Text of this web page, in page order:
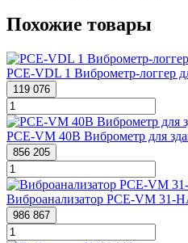
Похожие товары
PCE-VDL 1 Виброметр-логгер
119 076
PCE-VM 40B Виброметр для
856 205
Виброанализатор PCE-VM 31-
986 867